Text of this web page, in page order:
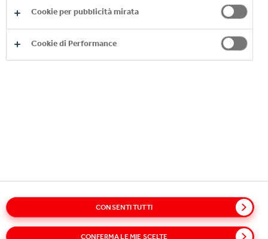
Glossary Sitemap Policies
Privacy Notice
Cookie Notice
Informativa Dati Personali Clienti
Cookie per pubblicità mirata
Cookie di Performance
CONFERMA LE MIE SCELTE
CONSENTI TUTTI